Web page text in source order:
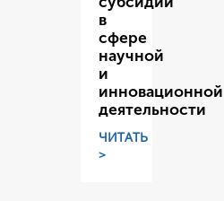
в
сфере
научной
и
инновационной
деятельности
ЧИТАТЬ
>